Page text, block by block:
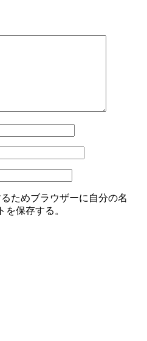
ためブラウザーに自分の名
保存する。